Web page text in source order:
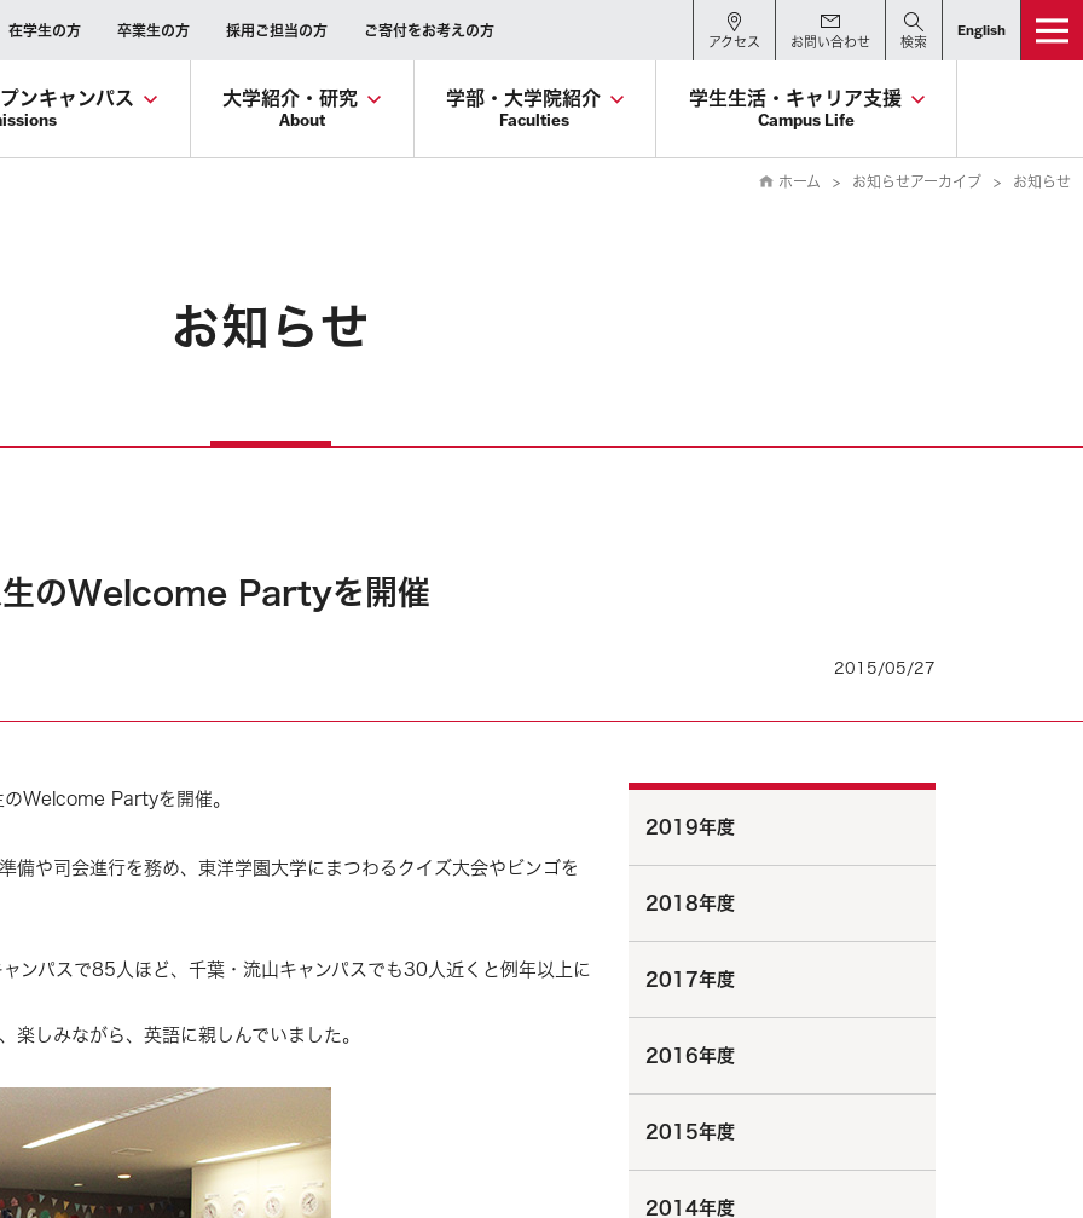
在学生の方 卒業生の方 採用ご担当の方 ご寄付をお考えの方
アクセス お問い合わせ 検索
English
ンキャンパス
大学紹介・研究
About
学部・大学院紹介
Faculties
学生生活・キャリア支援
Campus Life
ホーム お知らせアーカイブ お知らせ
お知らせ
のWelcome Partyを開催
2015/05/27
Welcome Partyを開催。
備や司会進行を務め、東洋学園大学にまつわるクイズ大会やビンゴを
ンパスで85人ほど、千葉・流山キャンパスでも30人近くと例年以上に
しみながら、英語に親しんでいました。
2019年度
2018年度
2017年度
2016年度
2015年度
2014年度